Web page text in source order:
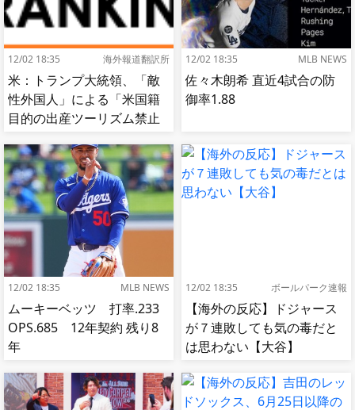
12/02 18:35 海外報道翻訳所
米：トランプ大統領、「敵
性外国人」による「米国籍
目的の出産ツーリズム禁止
へ[海外の反応]
12/02 18:35 MLB NEWS
佐々木朗希 直近4試合の防
御率1.88
12/02 18:35 MLB NEWS
ムーキーベッツ 打率.233
OPS.685 12年契約 残り8
年
12/02 18:35 ボールパーク速報
【海外の反応】ドジャース
が７連敗しても気の毒だと
は思わない【大谷】